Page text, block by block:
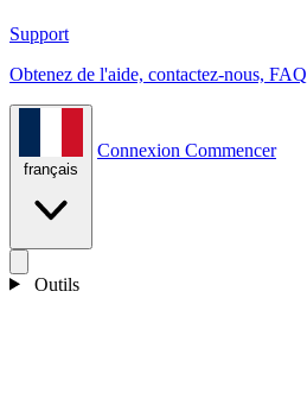
Support
Obtenez de l'aide, contactez-nous, FAQ
français
Connexion Commencer
Outils